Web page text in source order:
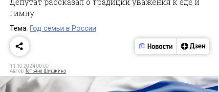
гимну
Тема: Год семьи в России
11.10.2024 00:00
Автор:Татьяна Шишкина